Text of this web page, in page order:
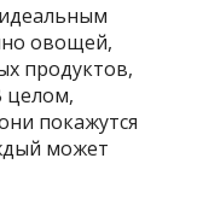
овощей,
продуктов,
целом,
покажутся
может